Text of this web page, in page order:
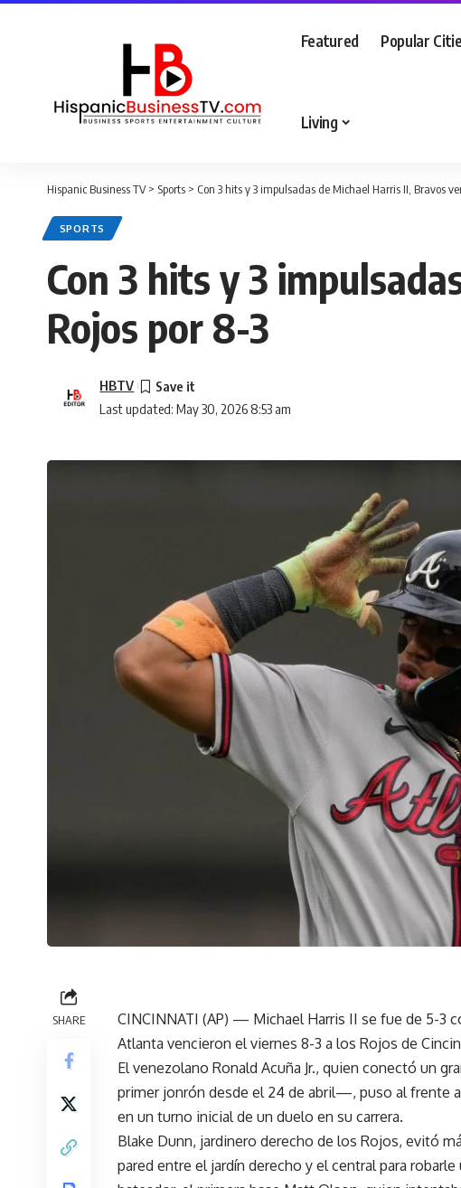
Featured Popular
Living
Hispanic Business TV> Sports > Con 3 hits y 3 impulsadas de Michael Harris II, Bravos
SPORTS
Con 3 hits y 3
Rojos por 8-3
Last updated: May 30, 2026 8:53 am
HBTV
SHARE
CINCINNATI (AP) — Michael Harris II se fue de 5-3
Atlanta vencieron el viernes 8-3 a los Rojos de
El venezolano Ronald Acuña Jr., quien conectó un
primer jonrón desde el 24 de abril—, puso al frente
en un turno inicial de un duelo en su carrera.
Blake Dunn, jardinero derecho de los Rojos, evitó
pared entre el jardín derecho y el central para